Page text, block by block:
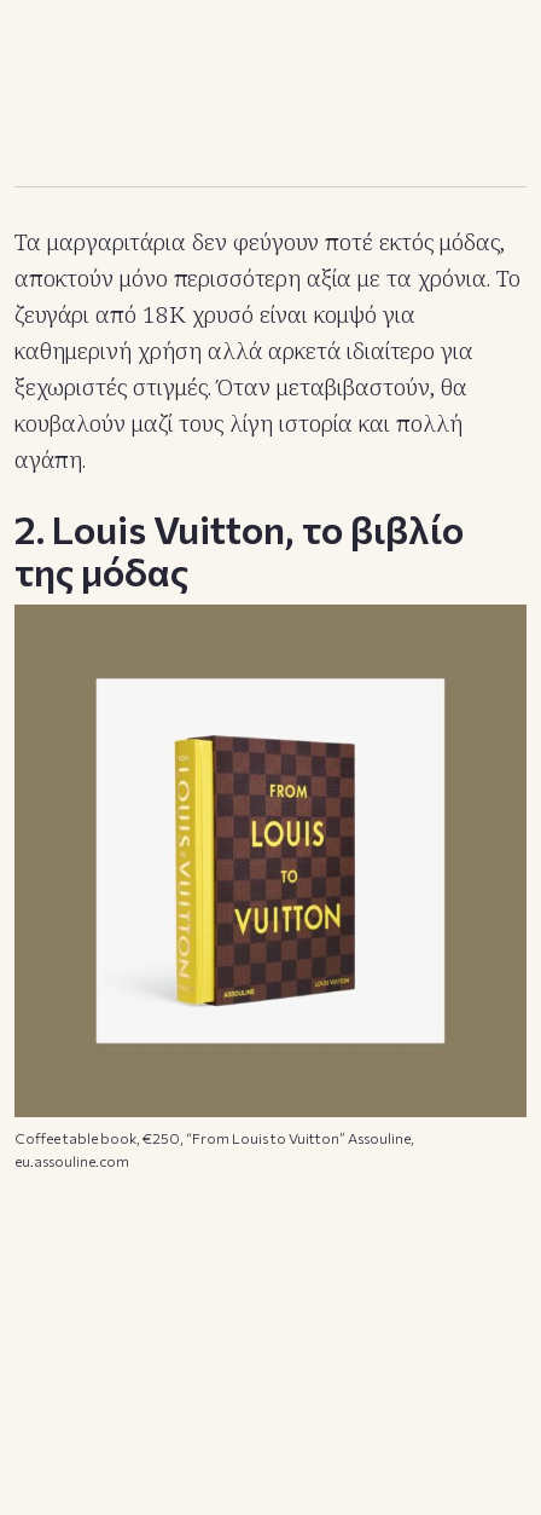
Τα μαργαριτάρια δεν φεύγουν ποτέ εκτός μόδας,
αποκτούν μόνο περισσότερη αξία με τα χρόνια. Το
ζευγάρι από 18Κ χρυσό είναι κομψό για
καθημερινή χρήση αλλά αρκετά ιδιαίτερο για
ξεχωριστές στιγμές. Όταν μεταβιβαστούν, θα
κουβαλούν μαζί τους λίγη ιστορία και πολλή
αγάπη.
2. Louis Vuitton, το βιβλίο
της μόδας
Coffee table book, €250, “From Louis to Vuitton” Assouline,
eu.assouline.com